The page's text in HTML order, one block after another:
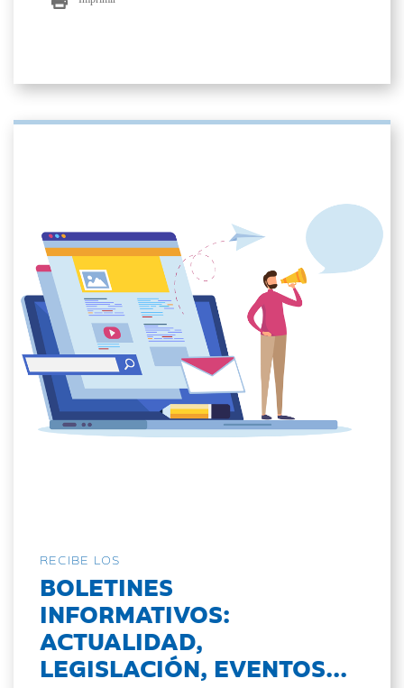
RECIBE LOS
BOLETINES
INFORMATIVOS:
ACTUALIDAD,
LEGISLACIÓN, EVENTOS...